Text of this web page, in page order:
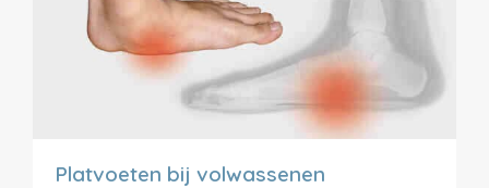
Platvoeten bij volwassenen